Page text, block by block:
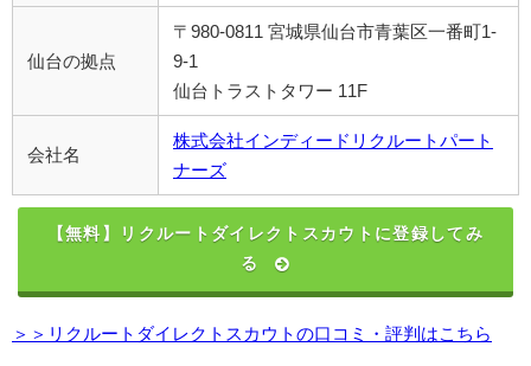
仙台の拠点
〒980-0811 宮城県仙台市青葉区一番町1-
9-1
仙台トラストタワー 11F
会社名
株式会社インディードリクルートパート
ナーズ
【無料】リクルートダイレクトスカウトに登録してみ
る
＞＞リクルートダイレクトスカウトの口コミ・評判はこちら